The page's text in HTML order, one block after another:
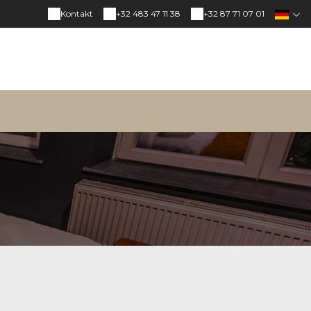
+32 87 71 07 01
+32 483 47 11 38
Kontakt